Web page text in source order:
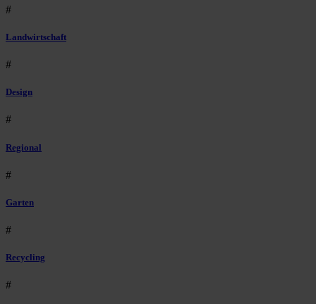
#
Landwirtschaft
#
Design
#
Regional
#
Garten
#
Recycling
#